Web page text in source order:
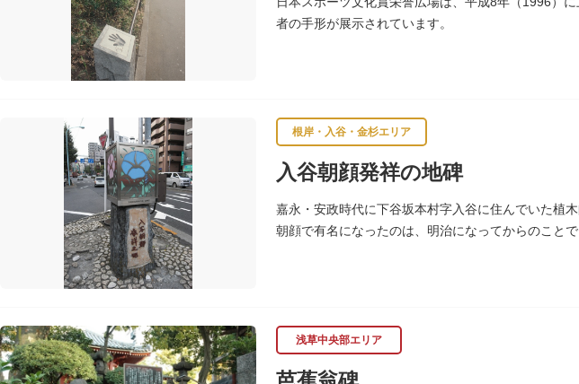
者の手形が展示されています。
根岸・入谷・金杉エリア
入谷朝顔発祥の地碑
嘉永・安政時代に下谷坂本村字入谷に住んでいた植
朝顔で有名になったのは、明治になってからのこと
浅草中央部エリア